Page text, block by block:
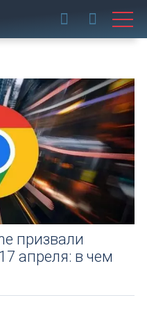
призвали
апреля: в чем